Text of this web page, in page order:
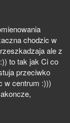
chodzic w
ale z
to tak jak Ci co
przeciwko
w centrum :)))